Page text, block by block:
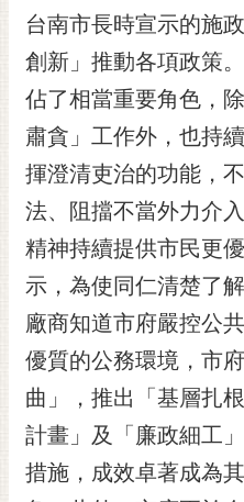
黃
偉
哲
螢
光
花
泉
桐
花
祭
網
站
導
覽
訂
閱
台南市長時宣示的施
創新」推動各項政策
佔了相當重要角色，
肅貪」工作外，也持
揮澄清吏治的功能，
法、阻擋不當外力介
精神持續提供市民更
示，為使同仁清楚了
廠商知道市府嚴控公
優質的公務環境，市
曲」，推出「基層扎
計畫」及「廉政細工
措施，成效卓著成為